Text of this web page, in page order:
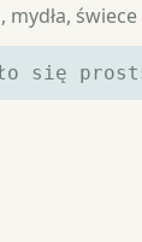
świece
się